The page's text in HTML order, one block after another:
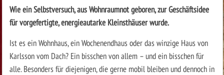
Wie ein Selbstversuch, aus Wohnraumnot geboren, zur Geschäftsidee
für vorgefertigte, energieautarke Kleinsthäuser wurde.
Ist es ein Wohnhaus, ein Wochenendhaus oder das winzige Haus von
Karlsson vom Dach? Ein bisschen von allem – und ein bisschen für
alle. Besonders für diejenigen, die gerne mobil bleiben und dennoch in